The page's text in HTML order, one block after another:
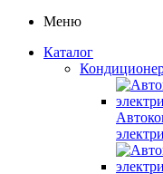
Меню
Каталог